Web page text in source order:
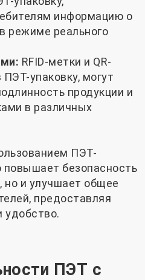
информацию о
режиме реального
RFID-метки и QR-
упаковку, могут
продукции и
в различных
ПЭТ-
повышает безопасность
но и улучшает общее
предоставляя
ПЭТ с